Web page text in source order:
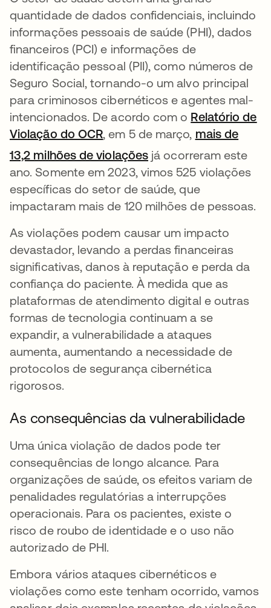
quantidade de dados confidenciais, incluindo
informações pessoais de saúde (PHI), dados
financeiros (PCI) e informações de
identificação pessoal (PII), como números de
Seguro Social, tornando-o um alvo principal
para criminosos cibernéticos e agentes mal-
intencionados. De acordo com o Relatório de
Violação do OCRabre em uma nova guia
, em 5 de março, mais de
13,2 milhões de violações abre em uma nova
já ocorreram este
ano. Somente em 2023, vimos 525 violações
específicas do setor de saúde, que
impactaram mais de 120 milhões de pessoas.
As violações podem causar um impacto
devastador, levando a perdas financeiras
significativas, danos à reputação e perda da
confiança do paciente. À medida que as
plataformas de atendimento digital e outras
formas de tecnologia continuam a se
expandir, a vulnerabilidade a ataques
aumenta, aumentando a necessidade de
protocolos de segurança cibernética
rigorosos.
As consequências da vulnerabilidade
Uma única violação de dados pode ter
consequências de longo alcance. Para
organizações de saúde, os efeitos variam de
penalidades regulatórias a interrupções
operacionais. Para os pacientes, existe o
risco de roubo de identidade e o uso não
autorizado de PHI.
Embora vários ataques cibernéticos e
violações como este tenham ocorrido, vamos